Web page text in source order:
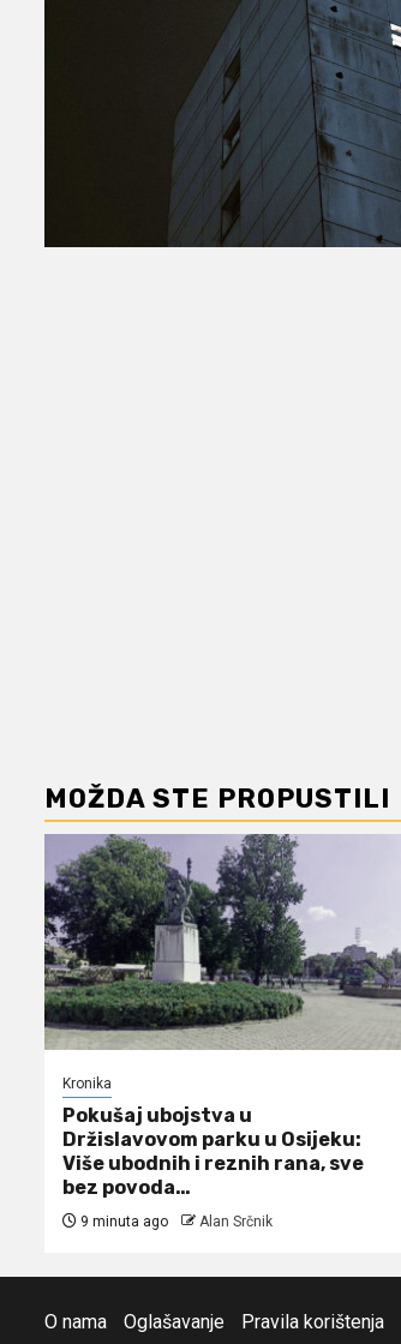
MOŽDA STE PROPUSTILI
Kronika
Pokušaj ubojstva u
Držislavovom parku u Osijeku:
Više ubodnih i reznih rana, sve
bez povoda…
9 minuta ago Alan Srčnik
O nama Oglašavanje Pravila korištenja